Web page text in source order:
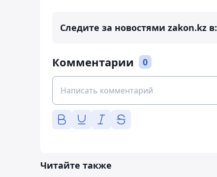
Следите за новостями zakon.kz в:
Комментарии 0
Читайте также